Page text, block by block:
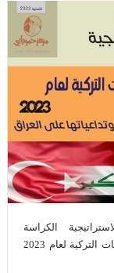
الكراسة
الاستراتيجية / العدد 21 لسنة 2023 بعنوان “الانتخابات التركية لعام 2023